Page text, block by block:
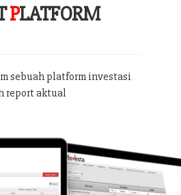
PLATFORM
sebuah platform investasi
report aktual